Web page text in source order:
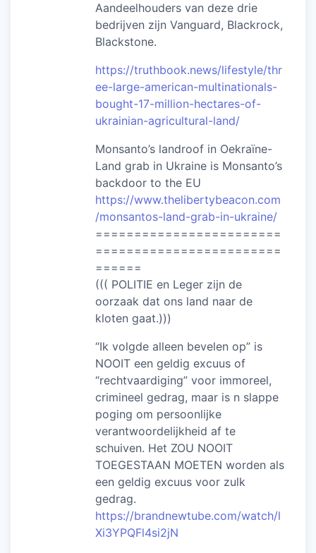
Aandeelhouders van deze drie
bedrijven zijn Vanguard, Blackrock,
Blackstone.
https://truthbook.news/lifestyle/thr
ee-large-american-multinationals-
bought-17-million-hectares-of-
ukrainian-agricultural-land/
Monsanto’s landroof in Oekraïne-
Land grab in Ukraine is Monsanto’s
backdoor to the EU
https://www.thelibertybeacon.com
/monsantos-land-grab-in-ukraine/
========================
========================
======
((( POLITIE en Leger zijn de
oorzaak dat ons land naar de
kloten gaat.)))
“Ik volgde alleen bevelen op” is
NOOIT een geldig excuus of
“rechtvaardiging” voor immoreel,
crimineel gedrag, maar is n slappe
poging om persoonlijke
verantwoordelijkheid af te
schuiven. Het ZOU NOOIT
TOEGESTAAN MOETEN worden als
een geldig excuus voor zulk
gedrag.
https://brandnewtube.com/watch/l
Xi3YPQFl4si2jN